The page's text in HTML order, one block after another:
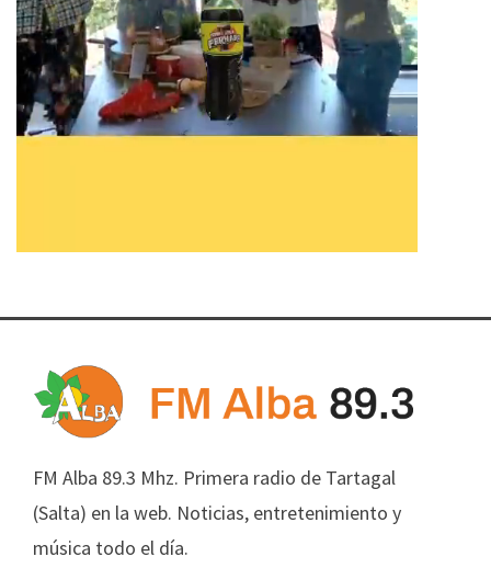
FM Alba 89.3 Mhz. Primera radio de Tartagal
(Salta) en la web. Noticias, entretenimiento y
música todo el día.